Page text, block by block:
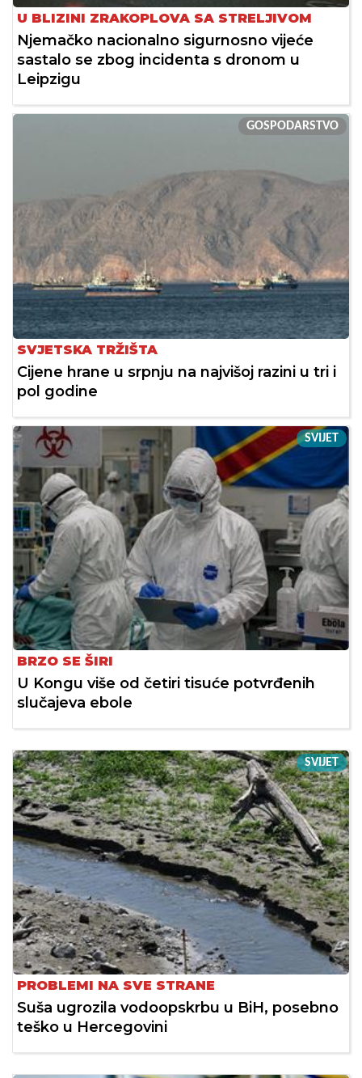
U BLIZINI ZRAKOPLOVA SA STRELJIVOM
Njemačko nacionalno sigurnosno vijeće
sastalo se zbog incidenta s dronom u
Leipzigu
GOSPODARSTVO
SVJETSKA TRŽIŠTA
Cijene hrane u srpnju na najvišoj razini u tri i
pol godine
SVIJET
BRZO SE ŠIRI
U Kongu više od četiri tisuće potvrđenih
slučajeva ebole
SVIJET
PROBLEMI NA SVE STRANE
Suša ugrozila vodoopskrbu u BiH, posebno
teško u Hercegovini